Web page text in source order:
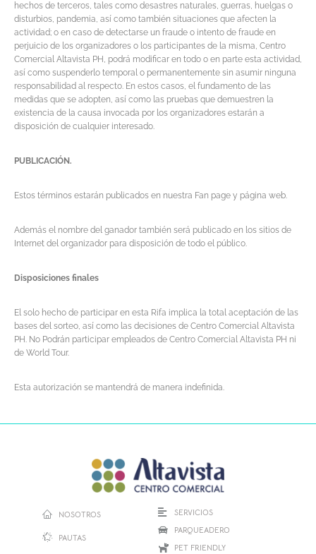
hechos de terceros, tales como desastres naturales, guerras, huelgas o
disturbios, pandemia, así como también situaciones que afecten la
actividad; o en caso de detectarse un fraude o intento de fraude en
perjuicio de los organizadores o los participantes de la misma, Centro
Comercial Altavista PH, podrá modificar en todo o en parte esta actividad,
así como suspenderlo temporal o permanentemente sin asumir ninguna
responsabilidad al respecto. En estos casos, el fundamento de las
medidas que se adopten, así como las pruebas que demuestren la
existencia de la causa invocada por los organizadores estarán a
disposición de cualquier interesado.
PUBLICACIÓN.
Estos términos estarán publicados en nuestra Fan page y página web.
Además el nombre del ganador también será publicado en los sitios de
Internet del organizador para disposición de todo el público.
Disposiciones finales
El solo hecho de participar en esta Rifa implica la total aceptación de las
bases del sorteo, así como las decisiones de Centro Comercial Altavista
PH. No Podrán participar empleados de Centro Comercial Altavista PH ni
de World Tour.
Esta autorización se mantendrá de manera indefinida.
NOSOTROS
PAUTAS
SERVICIOS
PARQUEADERO
PET FRIENDLY